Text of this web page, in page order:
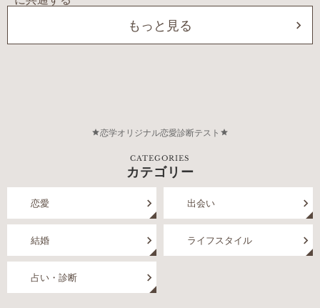
もっと見る
恋学オリジナル恋愛診断テスト
CATEGORIES
カテゴリー
恋愛 出会い
結婚 ライフスタイル
占い・診断